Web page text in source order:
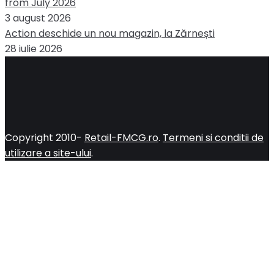
3 august 2026
Action deschide un nou magazin, la Zărnești
28 iulie 2026
Copyright 2010- Retail-FMCG.ro. Termeni si conditii de
utilizare a site-ului.